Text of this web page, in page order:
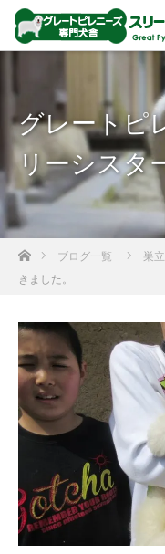
グレートピ
リーシスタ
ホームブログ一覧 巣
きました。